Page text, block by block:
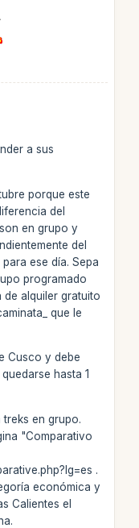
a sus
porque este
del
en grupo y
del
ese día. Sepa
programado
alquiler gratuito
que le
Cusco y debe
hasta 1
en grupo.
"Comparativo
.
económica y
Calientes el